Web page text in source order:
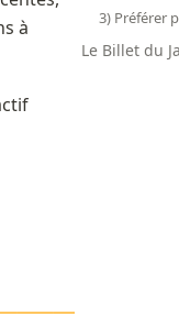
à
3) Préférer
Le Billet du